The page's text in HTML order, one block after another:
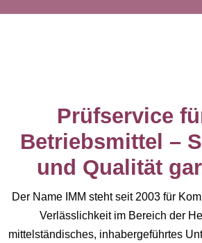
Prüfservice
Betriebsmittel –
und Qualität
Der Name IMM steht seit 2003 für
Verlässlichkeit im Bereich der
mittelständisches, inhabergeführtes